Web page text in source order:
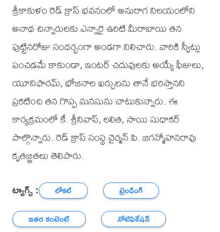
శ్రీకాకుళం రెడ్ క్రాస్ భవనంలో అనురాగ నిలయంలోని
అనాథ చిన్నారులకు ఎన్నారై ఉరిటి మీరాబాయి తన
పుట్టినరోజు సందర్భంగా అండగా నిలిచారు. వారికి స్వీట్లు
పంచడమే కాకుండా, ఇంటర్ చదువులకు అయ్యే ఫీజులు,
యూనిఫారమ్, భోజనాల ఖర్చులను తానే భరిస్తానని
ప్రకటించి తన గొప్ప మనసును చాటుకున్నారు. ఈ
కార్యక్రమంలో కే. శ్రీనివాస్, లలిత, సాయి సుధాకర్
పాల్గొన్నారు. రెడ్ క్రాస్ సంస్థ చైర్మన్ పి. జగన్మోహనరావు
కృతజ్ఞతలు తెలిపారు.
ట్యాగ్స్ : లోకల్
ట్రెండింగ్
ఇతర కంటెంట్
నోటిఫికేషన్